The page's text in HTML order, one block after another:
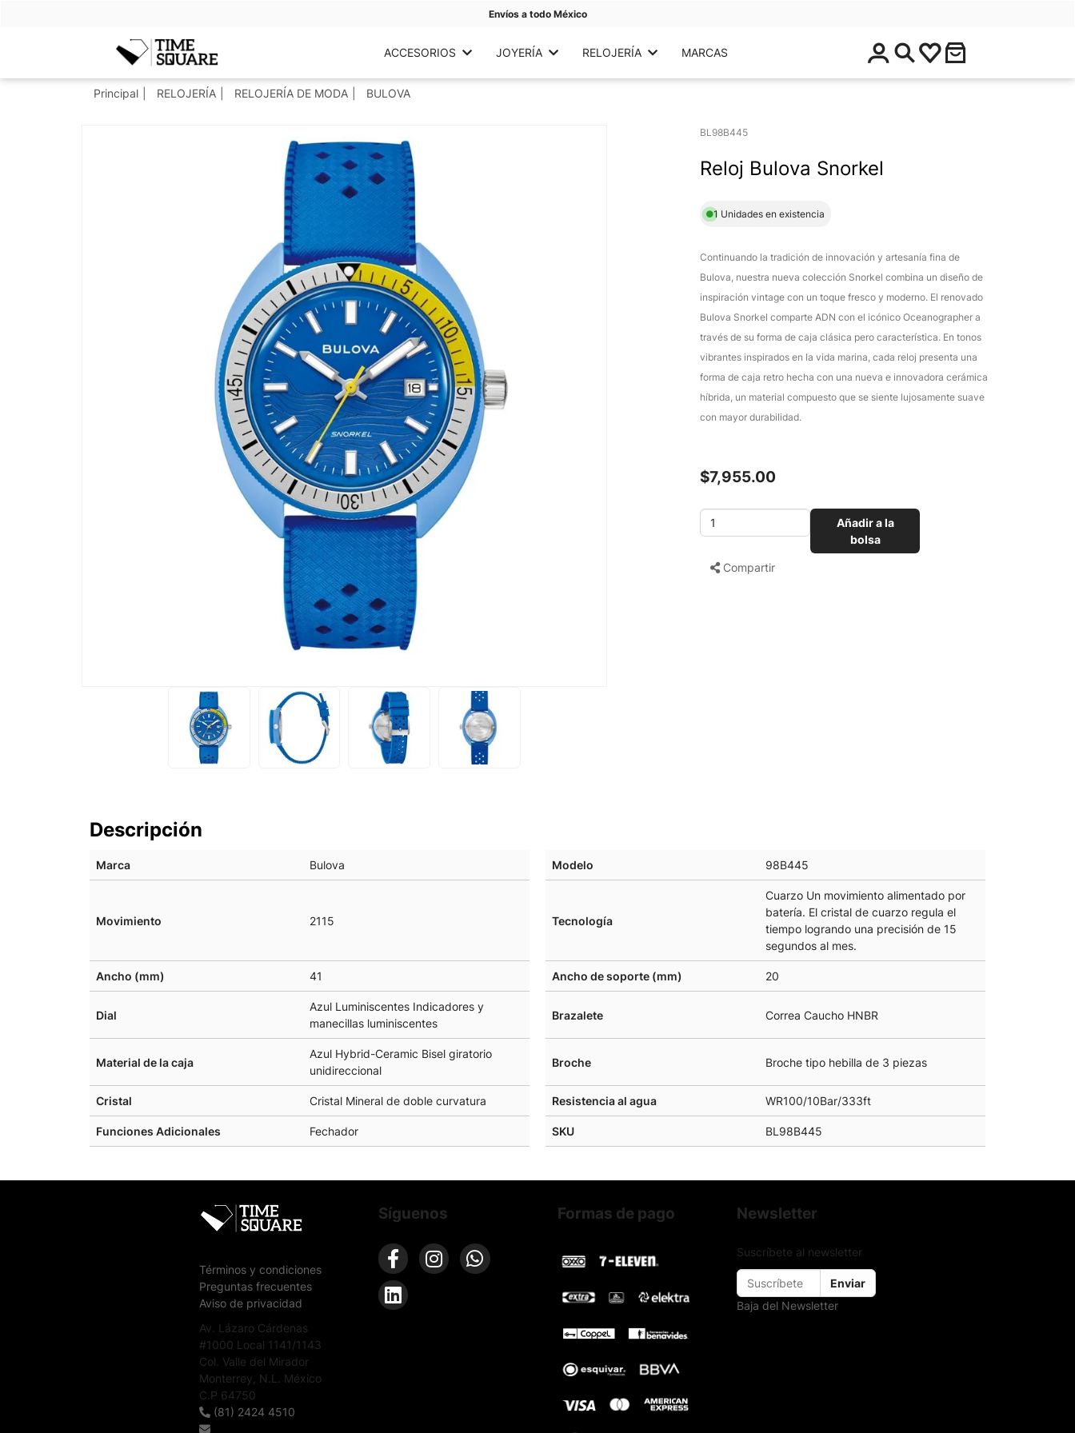
Envíos a todo México
Timesquare ACCESORIOS JOYERÍA RELOJERÍA MARCAS
$
0
.
Principal RELOJERÍA RELOJERÍA DE MODA BULOVA
BL98B445
Reloj Bulova Snorkel
1 Unidades en existencia
Continuando la tradición de innovación y artesanía fina de
Bulova, nuestra nueva colección Snorkel combina un diseño de
inspiración vintage con un toque fresco y moderno. El renovado
Bulova Snorkel comparte ADN con el icónico Oceanographer a
través de su forma de caja clásica pero característica. En tonos
vibrantes inspirados en la vida marina, cada reloj presenta una
forma de caja retro hecha con una nueva e innovadora cerámica
híbrida, un material compuesto que se siente lujosamente suave
con mayor durabilidad.
$7,955.00
Añadir a la
bolsa
Compartir
Descripción
Marca Bulova Modelo 98B445
Movimiento 2115 Tecnología
Cuarzo Un movimiento alimentado por
batería. El cristal de cuarzo regula el
tiempo logrando una precisión de 15
segundos al mes.
Ancho (mm) 41 Ancho de soporte (mm) 20
Dial
Azul Luminiscentes Indicadores y
manecillas luminiscentes
Brazalete Correa Caucho HNBR
Material de la caja
Azul Hybrid-Ceramic Bisel giratorio
unidireccional
Broche Broche tipo hebilla de 3 piezas
Cristal Cristal Mineral de doble curvatura Resistencia al agua WR100/10Bar/333ft
Funciones Adicionales Fechador SKU BL98B445
Términos y condiciones
Preguntas frecuentes
Aviso de privacidad
Av. Lázaro Cárdenas
#1000 Local 1141/1143
Col. Valle del Mirador
Monterrey, N.L. México
C.P 64750
(81) 2424 4510
Síguenos Formas de pago Newsletter
Suscríbete al newsletter
Enviar
Baja del Newsletter